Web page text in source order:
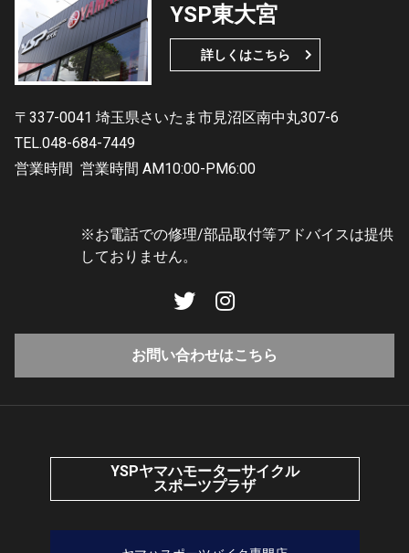
YSP東大宮
詳しくはこちら
〒337-0041 埼玉県さいたま市見沼区南中丸307-6
TEL.048-684-7449
営業時間 営業時間 AM10:00-PM6:00
※お電話での修理/部品取付等アドバイスは提供
しておりません。
お問い合わせはこちら
YSPヤマハモーターサイクル
スポーツプラザ